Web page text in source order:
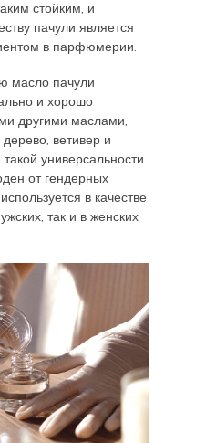
стойким, и
пачули является
в парфюмерии.
масло пачули
и хорошо
другими маслами,
ветивер и
универсальности
от гендерных
в качестве
так и в женских